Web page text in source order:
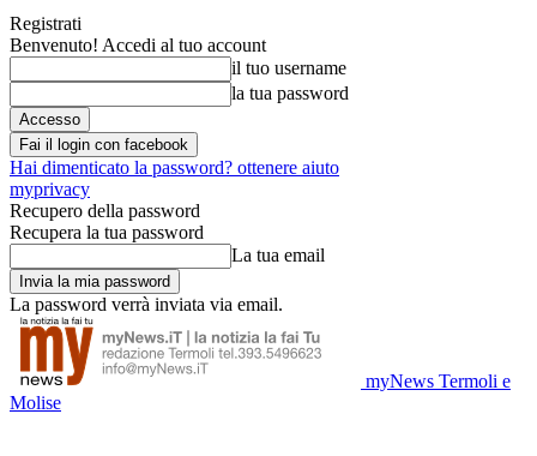
Registrati
Benvenuto! Accedi al tuo account
il tuo username
la tua password
Fai il login con facebook
Hai dimenticato la password? ottenere aiuto
myprivacy
Recupero della password
Recupera la tua password
La tua email
La password verrà inviata via email.
myNews Termoli e
Molise